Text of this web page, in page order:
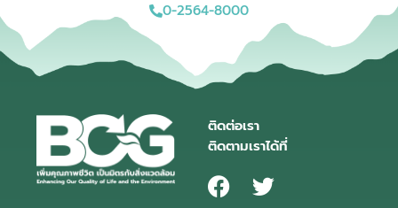
0-2564-8000
ติดต่อเรา
ติดตามเราได้ที่